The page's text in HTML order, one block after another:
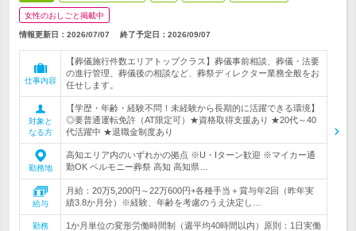
女性のおしごと掲載中
情報更新日：2026/07/07 終了予定日： 2026/09/07
仕事内容
【葬儀施行件数エリアトップクラス】葬儀事前相談、葬儀・法要
の進行管理、葬儀後の相談など、葬祭ディレクター業務全般をお
任せします。
対象と
なる方
【学歴・年齢・経験不問！未経験から長期的に活躍できる環境】
◎要普通運転免許（AT限定可）★資格取得支援あり ★20代～40
代活躍中 ★退職金制度あり
勤務地
高知エリア内のいずれかの拠点 ※U・Iターン歓迎 ※マイカー通
勤OK ベルモニー葬祭 高知 高知県…
給与
月給：20万5,200円～22万600円+各種手当＋賞与年2回（昨年実
績3.8か月分）※経験、年齢を考慮のうえ決定し…
勤務
1か月単位の変形労働時間制（週平均40時間以内）原則：1日実働